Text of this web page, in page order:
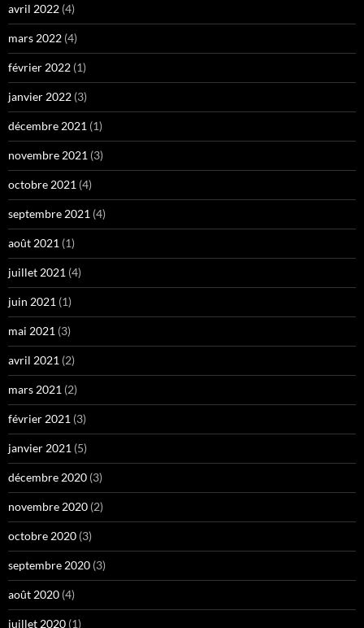
avril 2022 (4)
mars 2022 (4)
février 2022 (1)
janvier 2022 (3)
décembre 2021 (1)
novembre 2021 (3)
octobre 2021 (4)
septembre 2021 (4)
août 2021 (1)
juillet 2021 (4)
juin 2021 (1)
mai 2021 (3)
avril 2021 (2)
mars 2021 (2)
février 2021 (3)
janvier 2021 (5)
décembre 2020 (3)
novembre 2020 (2)
octobre 2020 (3)
septembre 2020 (3)
août 2020 (4)
juillet 2020 (1)